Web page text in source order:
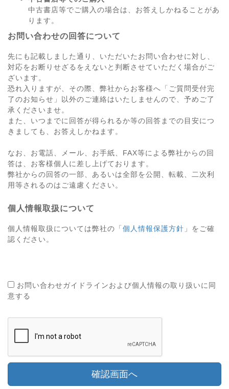
中古書店等でご購入の場合は、お答えしかねることがあ
ります。
お問い合わせの回答について
先にも記載しました通り、いただいたお問い合わせに対し、
対応をお断りせざるをえないと判断させていただく場合がご
ざいます。
恐れ入りますが、その際、弊社からお客様へ「ご質問受付完
了のお知らせ」以外のご連絡はいたしませんので、予めご了
承くださいませ。
また、いつまでに回答が得られるか等の回答までの目安につ
きましても、お答えしかねます。
なお、お電話、メール、お手紙、FAX等による弊社からの回
答は、お客様個人に差し上げております。
弊社からの回答の一部、あるいは全部を公開、転載、二次利
用等されるのはご遠慮ください。
個人情報取扱について
個人情報取扱については弊社の「 個人情報保護方針 」をご確
認ください。
お問い合わせガイドラインおよび個人情報の取り扱いに同
意する
確認画面へ